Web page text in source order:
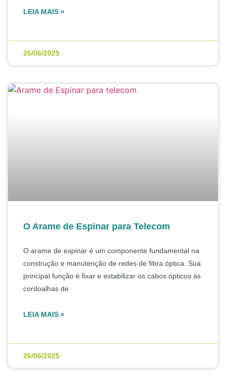
LEIA MAIS »
26/06/2025
O Arame de Espinar para Telecom
O arame de espinar é um componente fundamental na
construção e manutenção de redes de fibra óptica. Sua
principal função é fixar e estabilizar os cabos ópticos às
cordoalhas de
LEIA MAIS »
26/06/2025